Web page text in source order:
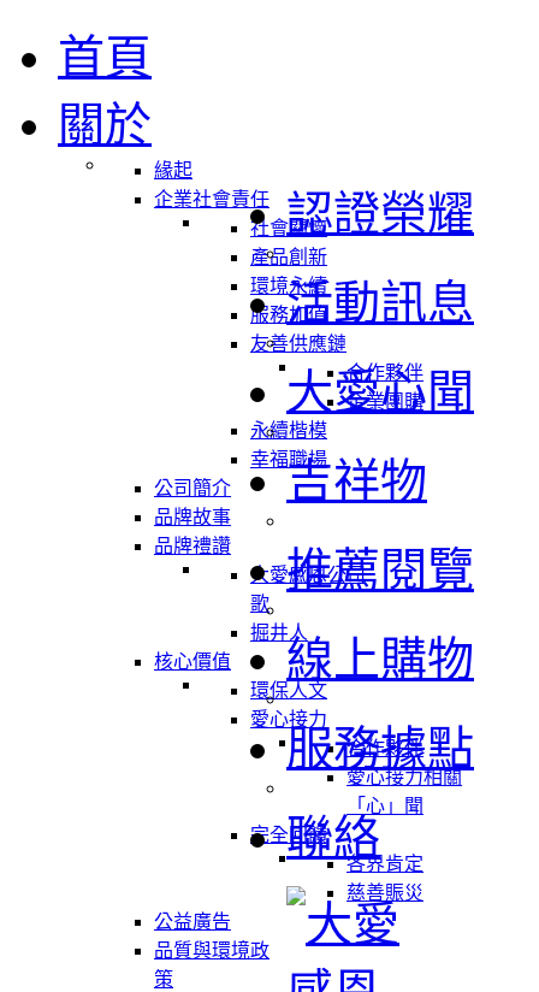
首頁
關於
緣起
企業社會責任
社會關懷
產品創新
環境永續
服務加值
友善供應鏈
合作夥伴
企業團購
永續楷模
幸福職場
公司簡介
品牌故事
品牌禮讚
大愛感恩公司
歌
掘井人
核心價值
環保人文
愛心接力
合作夥伴
愛心接力相關
「心」聞
完全回饋
各界肯定
慈善賑災
公益廣告
品質與環境政
策
認證榮耀
活動訊息
大愛心聞
吉祥物
推薦閱覽
線上購物
服務據點
聯絡